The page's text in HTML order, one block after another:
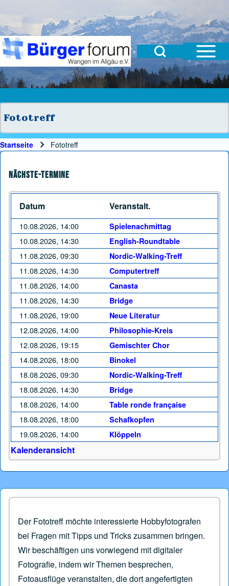
Suche Schließen
Suchformular
Suche
Open Sidebar
Open Search Block
Fototreff
Pfadnavigation
Startseite Fototreff
Der Fototreff möchte interessierte Hobbyfotografen
bei Fragen mit Tipps und Tricks zusammen bringen.
Wir beschäftigen uns vorwiegend mit digitaler
Fotografie, indem wir Themen besprechen,
Fotoausflüge veranstalten, die dort angefertigten
Nächste-Termine
Datum Veranstalt.
10.08.2026, 14:00 Spielenachmittag
10.08.2026, 14:30 English-Roundtable
11.08.2026, 09:30 Nordic-Walking-Treff
11.08.2026, 14:30 Computertreff
11.08.2026, 14:00 Canasta
11.08.2026, 14:30 Bridge
11.08.2026, 19:00 Neue Literatur
12.08.2026, 14:00 Philosophie-Kreis
12.08.2026, 19:15 Gemischter Chor
14.08.2026, 18:00 Binokel
18.08.2026, 09:30 Nordic-Walking-Treff
18.08.2026, 14:30 Bridge
18.08.2026, 14:00 Table ronde française
18.08.2026, 18:00 Schafkopfen
19.08.2026, 14:00 Klöppeln
Kalenderansicht